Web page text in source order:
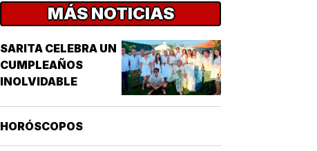
MÁS NOTICIAS
SARITA CELEBRA UN
CUMPLEAÑOS
INOLVIDABLE
HORÓSCOPOS